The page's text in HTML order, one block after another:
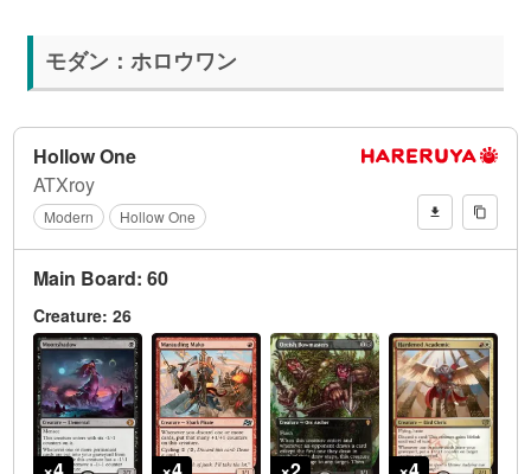
モダン：ホロウワン